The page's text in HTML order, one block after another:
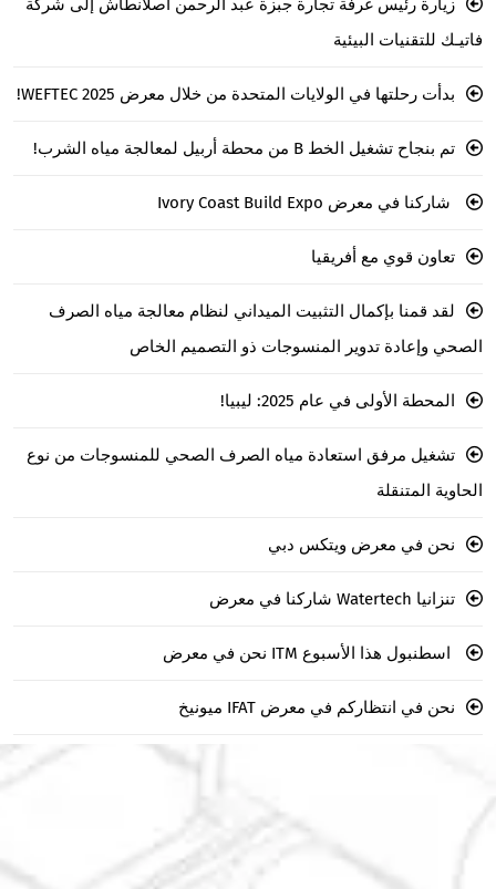
زيارة رئيس غرفة تجارة جبزة عبد الرحمن أصلانطاش إلى شركة
فاتيـك للتقنيات البيئية
بدأت رحلتها في الولايات المتحدة من خلال معرض WEFTEC 2025!
تم بنجاح تشغيل الخط B من محطة أربيل لمعالجة مياه الشرب!
شاركنا في معرض Ivory Coast Build Expo
تعاون قوي مع أفريقيا
لقد قمنا بإكمال التثبيت الميداني لنظام معالجة مياه الصرف
الصحي وإعادة تدوير المنسوجات ذو التصميم الخاص
المحطة الأولى في عام 2025: ليبيا!
تشغيل مرفق استعادة مياه الصرف الصحي للمنسوجات من نوع
الحاوية المتنقلة
نحن في معرض ويتكس دبي
تنزانيا Watertech شاركنا في معرض
اسطنبول هذا الأسبوع ITM نحن في معرض
نحن في انتظاركم في معرض IFAT ميونيخ